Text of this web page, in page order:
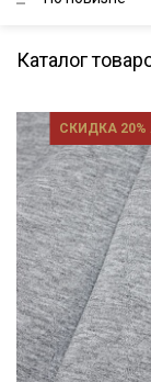
Каталог
СКИДКА